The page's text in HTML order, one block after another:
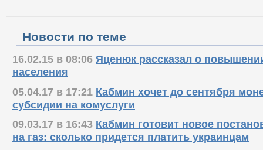
Новости по теме
16.02.15 в 08:06 Яценюк рассказал о
населения
05.04.17 в 17:21 Кабмин хочет до сентября
субсидии на комуслуги
09.03.17 в 16:43 Кабмин готовит новое
на газ: сколько придется платить украинцам